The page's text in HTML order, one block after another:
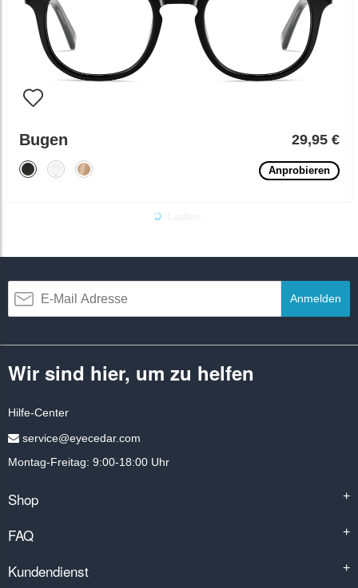
Bugen 29,95 €
Anprobieren
Anmelden
Wir sind hier, um zu helfen
Hilfe-Center
service@eyecedar.com
Montag-Freitag: 9:00-18:00 Uhr
Shop +
FAQ +
Kundendienst +